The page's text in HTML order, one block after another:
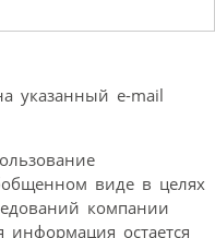
указанный e-mail
виде в целях
компании
остается